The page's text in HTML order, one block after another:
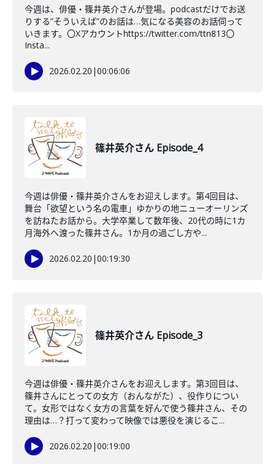
今週は、俳優・篠井英介さんが登場。podcastだけでお送
りする”そういえば”のお話は…気になる美容のお話伺って
いきます。〇Xアカウントhttps://twitter.com/ttn813〇
Insta...
2026.02.20 |00:06:06
篠井英介さん Episode_4
今週は俳優・篠井英介さんをお迎えします。第4回目は、
舞台「欲望という名の電車」ゆかりの地ニューオーリンズ
を訪ねたお話から。大学卒業して数年後、20代の時に1カ
月海外へ渡った篠井さん。1か月の過ごし方や...
2026.02.20 |00:19:30
篠井英介さん Episode_3
今週は俳優・篠井英介さんをお迎えします。第3回目は、
篠井さんにとっての女方（おんながた）、役作りについ
て。女形ではなく女方の言葉を好んで使う篠井さん、その
理由は…？打って変わって映像では悪役を演じるこ...
2026.02.20 |00:19:00